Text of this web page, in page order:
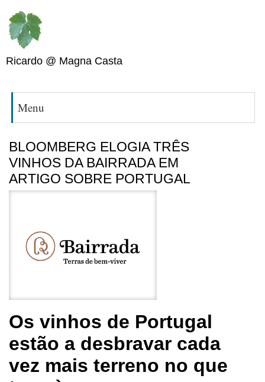
Ricardo @ Magna Casta
Menu
BLOOMBERG ELOGIA TRÊS
VINHOS DA BAIRRADA EM
ARTIGO SOBRE PORTUGAL
Os vinhos de Portugal
estão a desbravar cada
vez mais terreno no que